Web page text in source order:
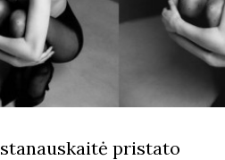
pristato